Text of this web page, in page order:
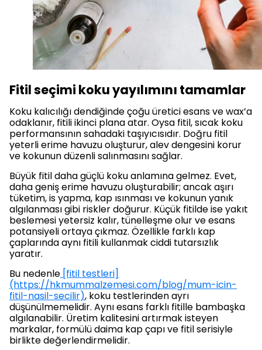
Fitil seçimi koku yayılımını tamamlar
Koku kalıcılığı dendiğinde çoğu üretici esans ve wax’a
odaklanır, fitili ikinci plana atar. Oysa fitil, sıcak koku
performansının sahadaki taşıyıcısıdır. Doğru fitil
yeterli erime havuzu oluşturur, alev dengesini korur
ve kokunun düzenli salınmasını sağlar.
Büyük fitil daha güçlü koku anlamına gelmez. Evet,
daha geniş erime havuzu oluşturabilir; ancak aşırı
tüketim, is yapma, kap ısınması ve kokunun yanık
algılanması gibi riskler doğurur. Küçük fitilde ise yakıt
beslemesi yetersiz kalır, tünelleşme olur ve esans
potansiyeli ortaya çıkmaz. Özellikle farklı kap
çaplarında aynı fitili kullanmak ciddi tutarsızlık
yaratır.
Bu nedenle [fitil testleri]
(https://hkmummalzemesi.com/blog/mum-icin-
fitil-nasil-secilir), koku testlerinden ayrı
düşünülmemelidir. Aynı esans farklı fitille bambaşka
algılanabilir. Üretim kalitesini artırmak isteyen
markalar, formülü daima kap çapı ve fitil serisiyle
birlikte değerlendirmelidir.